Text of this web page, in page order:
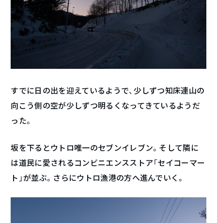
すでに日の出を迎えているようで、少しずつ知床連山の
向こう側の空が少しずつ明るくなってきているようだ
った。
坂を下るとウトロ唯一のセブンイレブン。そして隣に
は道民に愛されるコンビニエンスストア「セイコーマー
ト」が並ぶ。さらにウトロ漁港の方へ進んでいく。